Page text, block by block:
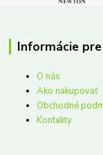
Informácie
O nás
Ako nakupovať
Obchodné
Kontakty